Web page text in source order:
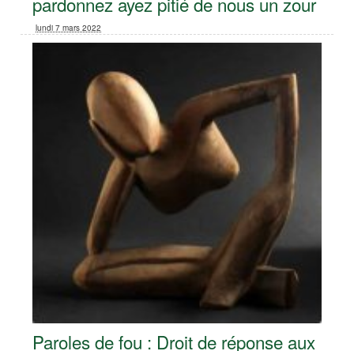
lundi 7 mars 2022
Paroles de fou : Droit de réponse aux